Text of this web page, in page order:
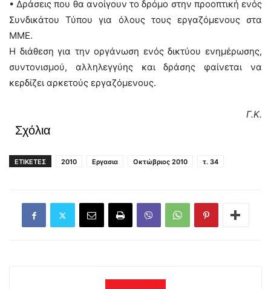
• Δράσεις που θα ανοίγουν το δρόμο στην προοπτική ενός
Συνδικάτου Τύπου για όλους τους εργαζόμενους στα
ΜΜΕ.
Η διάθεση για την οργάνωση ενός δικτύου ενημέρωσης,
συντονισμού, αλληλεγγύης και δράσης φαίνεται να
κερδίζει αρκετούς εργαζόμενους.
Γ.Κ.
Σχόλια
ΕΤΙΚΕΤΕΣ 2010 Εργασια Οκτώβριος 2010 τ. 34